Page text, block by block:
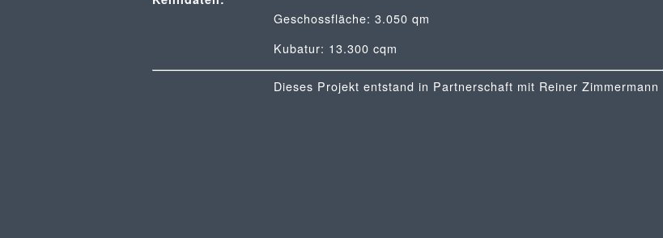
Geschossfläche: 3.050 qm
Kubatur: 13.300 cqm
Dieses Projekt entstand in Partnerschaft mit Reiner Zimmermann